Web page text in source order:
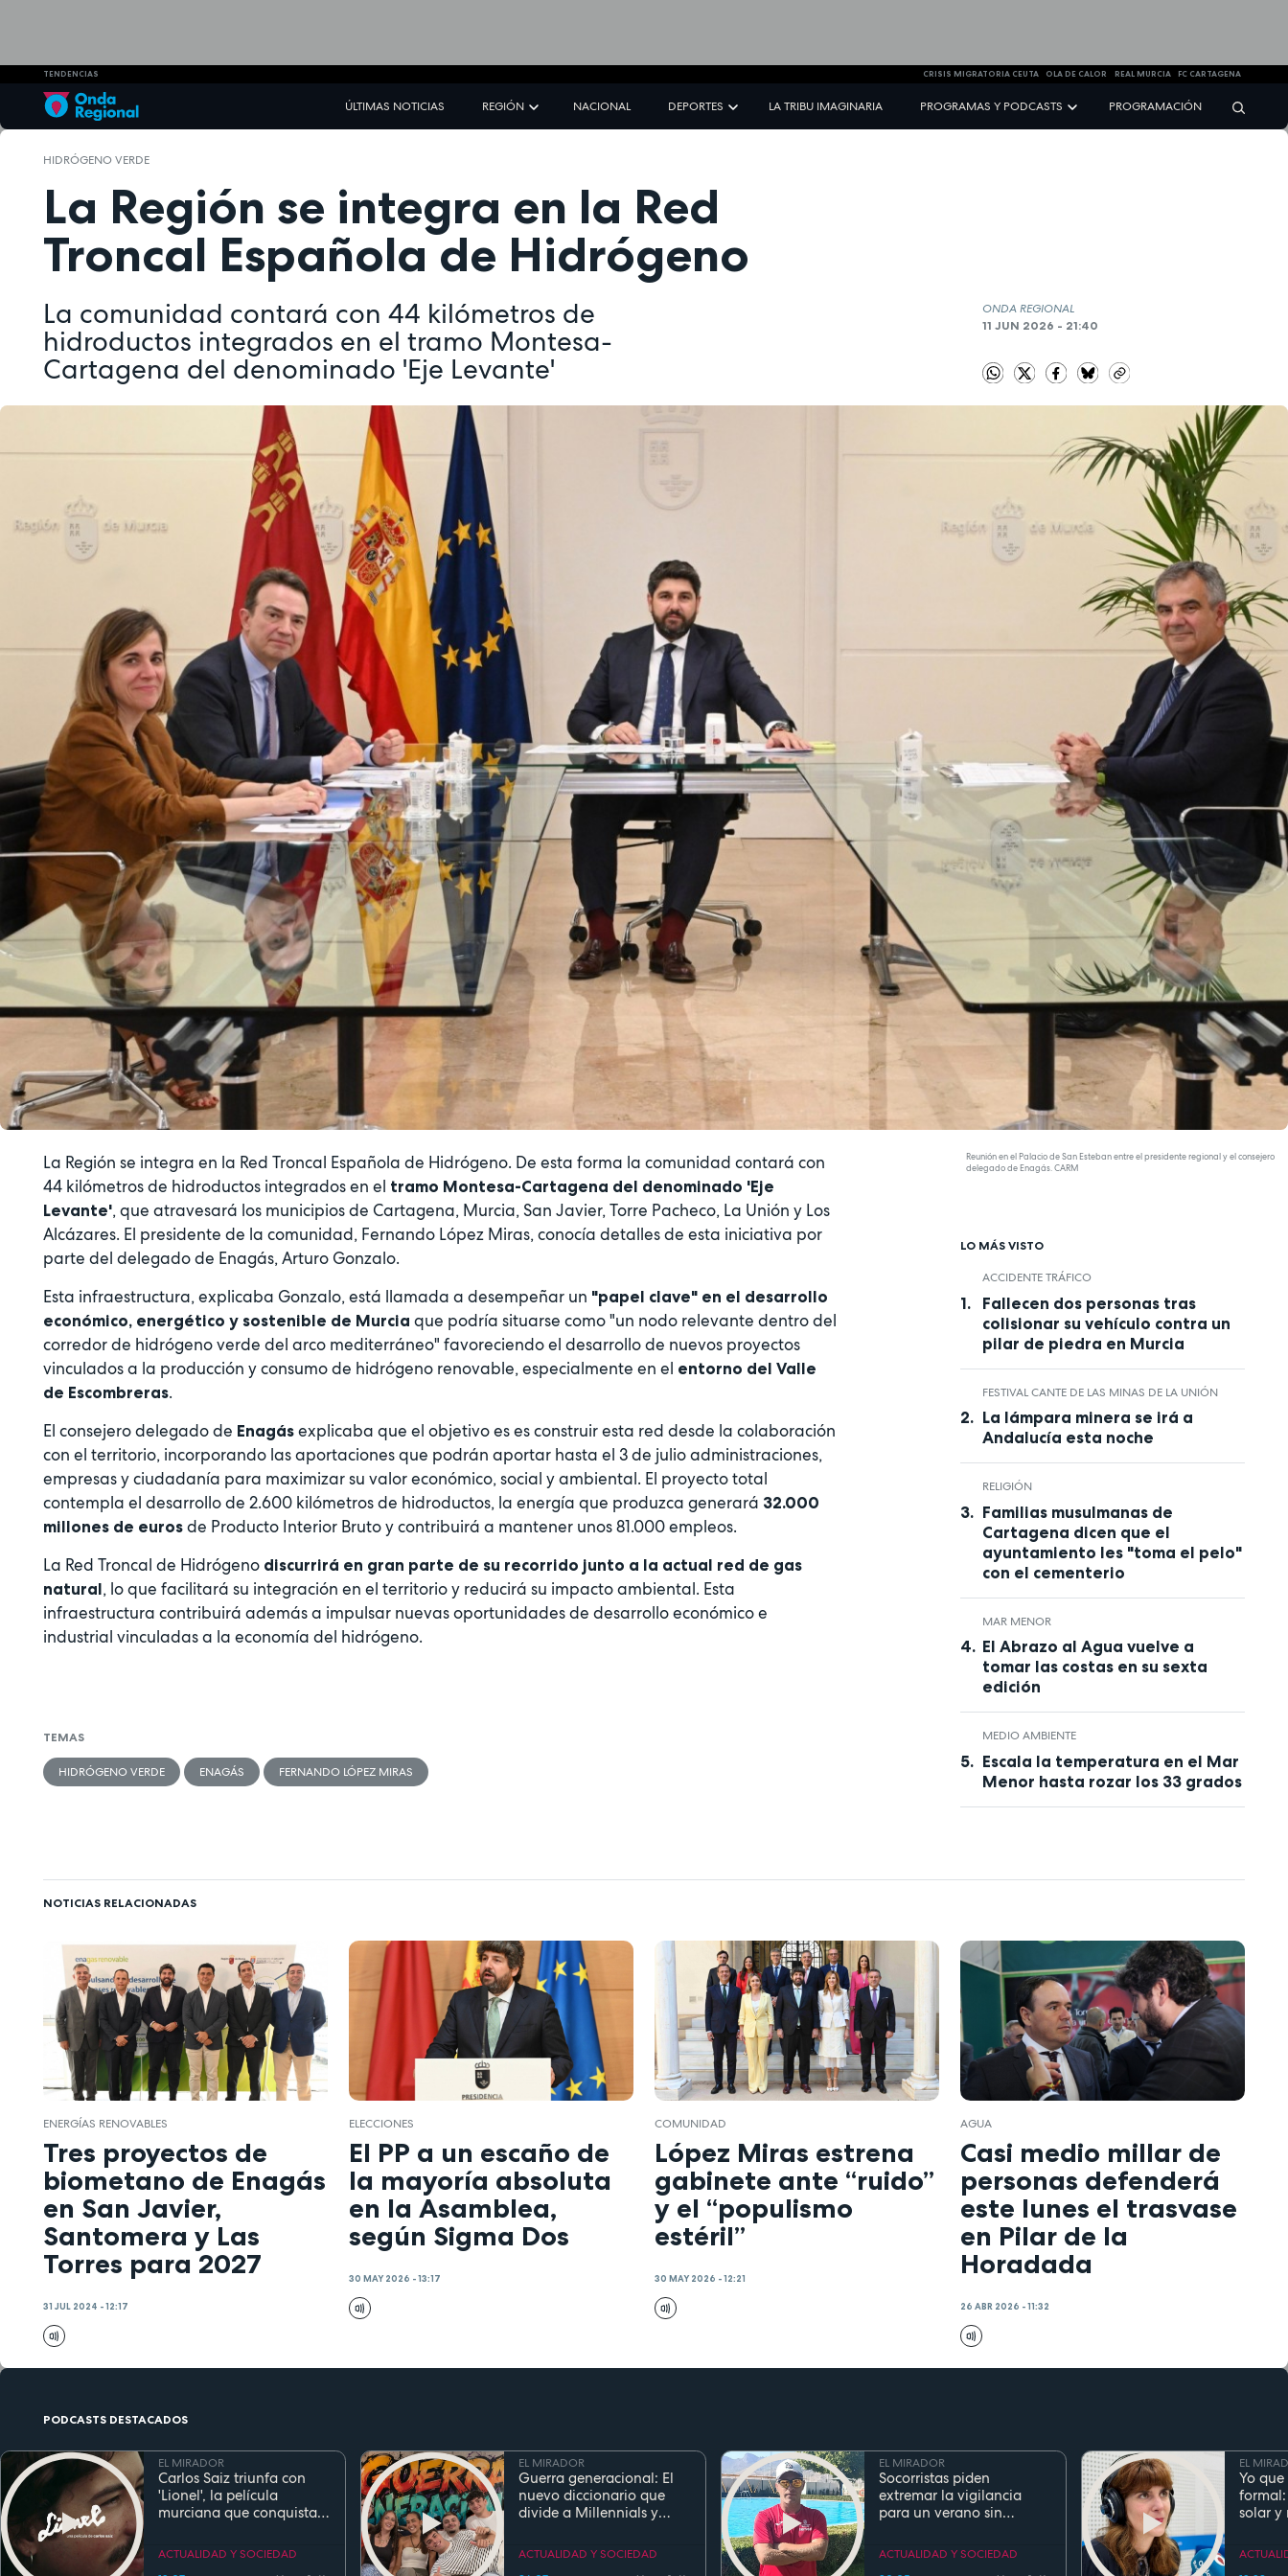
TENDENCIAS CRISIS MIGRATORIA CEUTA OLA DE CALOR REAL MURCIA FC CARTAGENA
ÚLTIMAS NOTICIAS REGIÓN NACIONAL DEPORTES LA TRIBU IMAGINARIA PROGRAMAS Y PODCASTS PROGRAMACIÓN
HIDRÓGENO VERDE
La Región se integra en la Red
Troncal Española de Hidrógeno
La comunidad contará con 44 kilómetros de
hidroductos integrados en el tramo Montesa-
Cartagena del denominado 'Eje Levante'
ONDA REGIONAL
11 JUN 2026 - 21:40
Reunión en el Palacio de San Esteban entre el presidente regional y el consejero
delegado de Enagás. CARM
La Región se integra en la Red Troncal Española de Hidrógeno. De esta forma la comunidad contará con
44 kilómetros de hidroductos integrados en el tramo Montesa-Cartagena del denominado 'Eje
Levante', que atravesará los municipios de Cartagena, Murcia, San Javier, Torre Pacheco, La Unión y Los
Alcázares. El presidente de la comunidad, Fernando López Miras, conocía detalles de esta iniciativa por
parte del delegado de Enagás, Arturo Gonzalo.
Esta infraestructura, explicaba Gonzalo, está llamada a desempeñar un "papel clave" en el desarrollo
económico, energético y sostenible de Murcia que podría situarse como "un nodo relevante dentro del
corredor de hidrógeno verde del arco mediterráneo" favoreciendo el desarrollo de nuevos proyectos
vinculados a la producción y consumo de hidrógeno renovable, especialmente en el entorno del Valle
de Escombreras.
El consejero delegado de Enagás explicaba que el objetivo es es construir esta red desde la colaboración
con el territorio, incorporando las aportaciones que podrán aportar hasta el 3 de julio administraciones,
empresas y ciudadanía para maximizar su valor económico, social y ambiental. El proyecto total
contempla el desarrollo de 2.600 kilómetros de hidroductos, la energía que produzca generará 32.000
millones de euros de Producto Interior Bruto y contribuirá a mantener unos 81.000 empleos.
La Red Troncal de Hidrógeno discurrirá en gran parte de su recorrido junto a la actual red de gas
natural, lo que facilitará su integración en el territorio y reducirá su impacto ambiental. Esta
infraestructura contribuirá además a impulsar nuevas oportunidades de desarrollo económico e
industrial vinculadas a la economía del hidrógeno.
TEMAS
HIDRÓGENO VERDE ENAGÁS FERNANDO LÓPEZ MIRAS
LO MÁS VISTO
ACCIDENTE TRÁFICO
Fallecen dos personas tras
colisionar su vehículo contra un
pilar de piedra en Murcia
FESTIVAL CANTE DE LAS MINAS DE LA UNIÓN
La lámpara minera se irá a
Andalucía esta noche
RELIGIÓN
Familias musulmanas de
Cartagena dicen que el
ayuntamiento les "toma el pelo"
con el cementerio
MAR MENOR
El Abrazo al Agua vuelve a
tomar las costas en su sexta
edición
MEDIO AMBIENTE
Escala la temperatura en el Mar
Menor hasta rozar los 33 grados
NOTICIAS RELACIONADAS
ENERGÍAS RENOVABLES
Tres proyectos de
biometano de Enagás
en San Javier,
Santomera y Las
Torres para 2027
31 JUL 2024 - 12:17
ELECCIONES
El PP a un escaño de
la mayoría absoluta
en la Asamblea,
según Sigma Dos
30 MAY 2026 - 13:17
COMUNIDAD
López Miras estrena
gabinete ante “ruido”
y el “populismo
estéril”
30 MAY 2026 - 12:21
AGUA
Casi medio millar de
personas defenderá
este lunes el trasvase
en Pilar de la
Horadada
26 ABR 2026 - 11:32
PODCASTS DESTACADOS
EL MIRADOR
Carlos Saiz triunfa con
'Lionel', la película
murciana que conquista
estreno
ACTUALIDAD Y SOCIEDAD
EL MIRADOR
Guerra generacional: El
nuevo diccionario que
divide a Millennials y
ACTUALIDAD Y SOCIEDAD
EL MIRADOR
Socorristas piden
extremar la vigilancia
para un verano sin
regla de los 5 segundos
ACTUALIDAD Y SOCIEDAD
EL
Yo
solar y